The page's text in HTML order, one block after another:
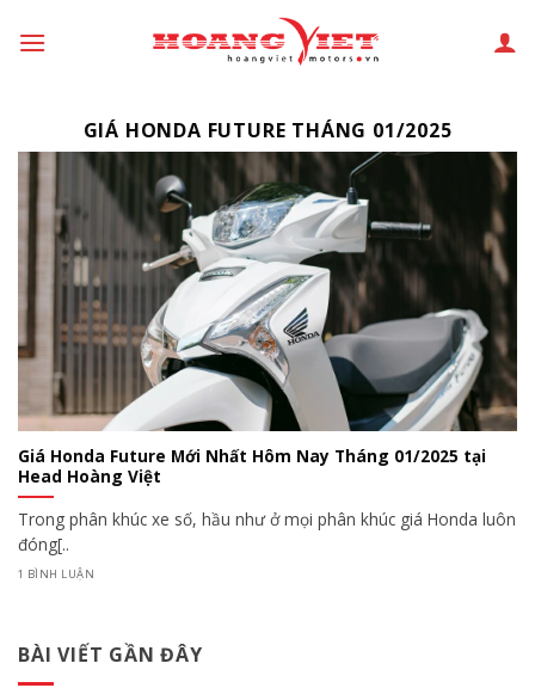
đến
GIÁ HONDA FUTURE THÁNG 01/2025
Giá Honda Future Mới Nhất Hôm Nay Tháng 01/2025 tại
Head Hoàng Việt
Trong phân khúc xe số, hầu như ở mọi phân khúc giá Honda luôn
đóng[..
1 BÌNH LUẬN
BÀI VIẾT GẦN ĐÂY